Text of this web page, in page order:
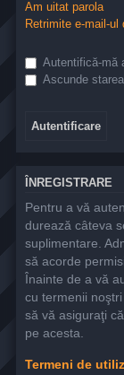
Am uitat parola
Retrimite e-mail-ul
Autentifică-mă
Ascunde
ÎNREGISTRARE
Pentru a vă
durează câteva
suplimentare.
să acorde
Înainte de a vă
cu termenii
să vă asiguraţi
pe acesta.
Termeni de